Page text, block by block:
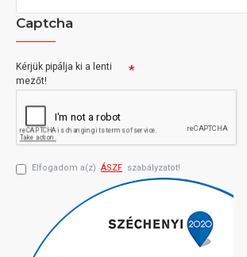
Captcha
Kérjük pipálja ki a lenti
mezőt!
Elfogadom a(z) ÁSZF szabályzatot!